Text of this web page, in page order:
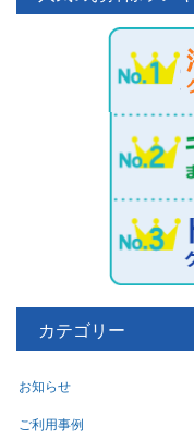
カテゴリー
お知らせ
ご利用事例